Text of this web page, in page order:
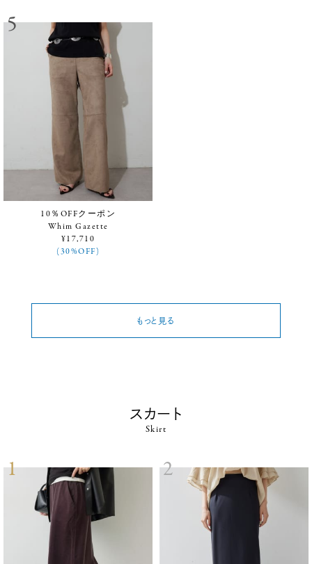
10％OFFクーポン
Whim Gazette
¥17,710
(30%OFF)
もっと見る
スカート
Skirt